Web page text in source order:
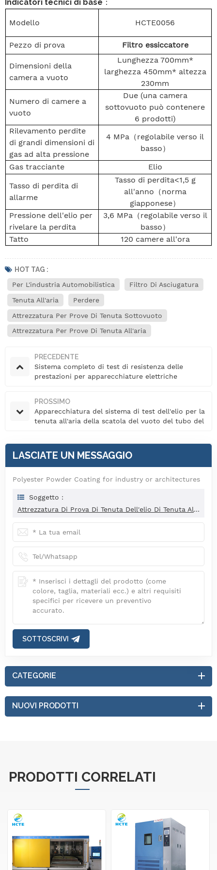
Indicatori tecnici di base ：
Modello HCTE0056
Pezzo di prova Filtro essiccatore
Dimensioni della
camera a vuoto
Lunghezza 700mm*
larghezza 450mm* altezza
230mm
Numero di camere a
vuoto
Due (una camera
sottovuoto può contenere
6 prodotti)
Rilevamento perdite
di grandi dimensioni di
gas ad alta pressione
4 MPa （regolabile verso il
basso）
Gas tracciante
Elio
Tasso di perdita di
allarme
Tasso di perdita<1,5 g
all'anno （norma
giapponese）
Pressione dell'elio per
rivelare la perdita
3,6 MPa（regolabile verso il
basso）
Tatto
120 camere all'ora
HOT TAG :
Per L'industria Automobilistica
Filtro Di Asciugatura
Tenuta All'aria
Perdere
Attrezzatura Per Prove Di Tenuta Sottovuoto
Attrezzatura Per Prove Di Tenuta All'aria
PRECEDENTE
Sistema completo di test di resistenza delle
prestazioni per apparecchiature elettriche
PROSSIMO
Apparecchiatura del sistema di test dell'elio per la
tenuta all'aria della scatola del vuoto del tubo del
LASCIATE UN MESSAGGIO
Polyester Powder Coating for industry or architectures
Soggetto :
Attrezzatura Di Prova Di Tenuta Dell'elio Di Tenuta All'aria Per Il Filtro Di Secchezza Del Condizionatore D'aria Automatico
SOTTOSCRIVI
CATEGORIE
NUOVI PRODOTTI
PRODOTTI CORRELATI